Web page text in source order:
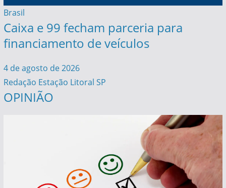
Brasil
Caixa e 99 fecham parceria para
financiamento de veículos
4 de agosto de 2026
Redação Estação Litoral SP
OPINIÃO